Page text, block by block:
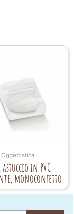
Oggettistica
in PVC
monoconfetto